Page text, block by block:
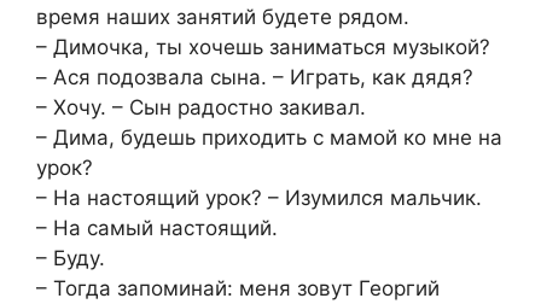
время наших занятий будете рядом.
– Димочка, ты хочешь заниматься музыкой?
– Ася подозвала сына. – Играть, как дядя?
– Хочу. – Сын радостно закивал.
– Дима, будешь приходить с мамой ко мне на
урок?
– На настоящий урок? – Изумился мальчик.
– На самый настоящий.
– Буду.
– Тогда запоминай: меня зовут Георгий